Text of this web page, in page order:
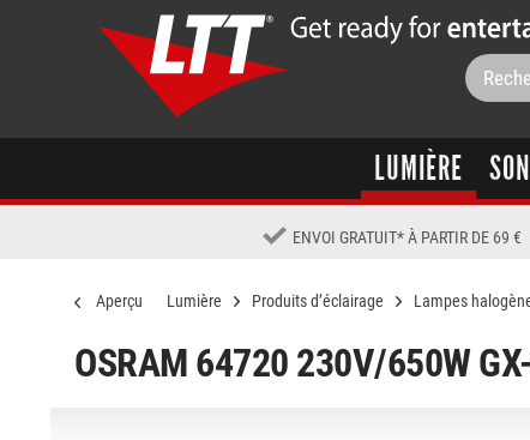
LUMIÈRE SON
ENVOI GRATUIT* À PARTIR DE 69 €
Aperçu Lumière Produits d’éclairage Lampes
OSRAM 64720 230V/650W